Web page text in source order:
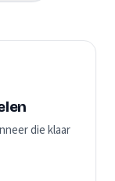
die klaar